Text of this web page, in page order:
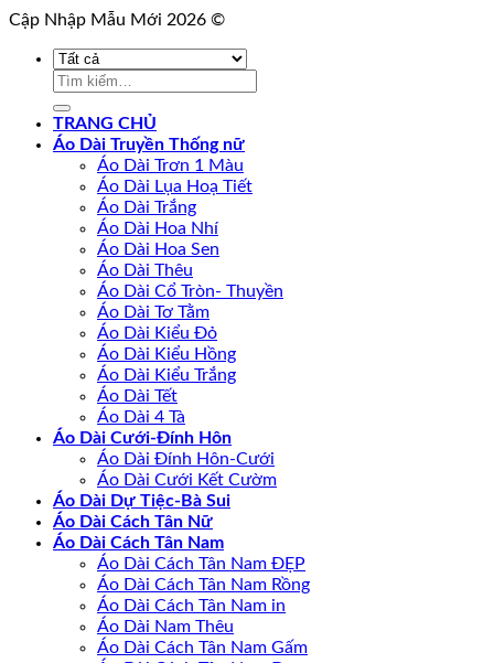
Cập Nhập Mẫu Mới 2026 ©
Tìm
TRANG CHỦ
Áo Dài Truyền Thống nữ
Áo Dài Trơn 1 Màu
Áo Dài Lụa Hoạ Tiết
Áo Dài Trắng
Áo Dài Hoa Nhí
Áo Dài Hoa Sen
Áo Dài Thêu
Áo Dài Cổ Tròn- Thuyền
Áo Dài Tơ Tằm
Áo Dài Kiểu Đỏ
Áo Dài Kiểu Hồng
Áo Dài Kiểu Trắng
Áo Dài Tết
Áo Dài 4 Tà
Áo Dài Cưới-Đính Hôn
Áo Dài Đính Hôn-Cưới
Áo Dài Cưới Kết Cườm
Áo Dài Dự Tiệc-Bà Sui
Áo Dài Cách Tân Nữ
Áo Dài Cách Tân Nam
Áo Dài Cách Tân Nam ĐẸP
Áo Dài Cách Tân Nam Rồng
Áo Dài Cách Tân Nam in
Áo Dài Nam Thêu
Áo Dài Cách Tân Nam Gấm